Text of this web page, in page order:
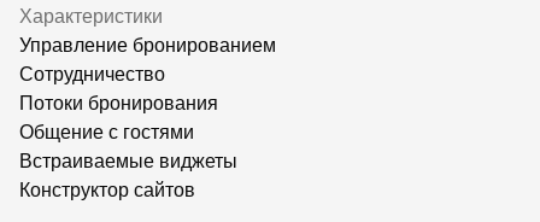
Характеристики
Управление бронированием
Сотрудничество
Потоки бронирования
Общение с гостями
Встраиваемые виджеты
Конструктор сайтов